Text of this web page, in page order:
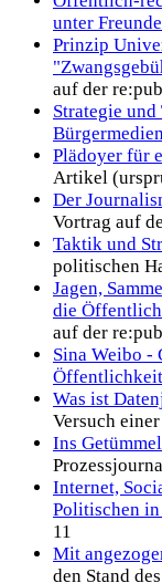
unter
Prinzip
auf der
Strategie
Plädoyer für
Artikel
Der
Vortrag auf
Taktik und
politischen
Jagen,
die
auf der
Sina Weibo -
Was ist
Versuch
Ins
Internet,
Politischen
11
Mit
den Stand